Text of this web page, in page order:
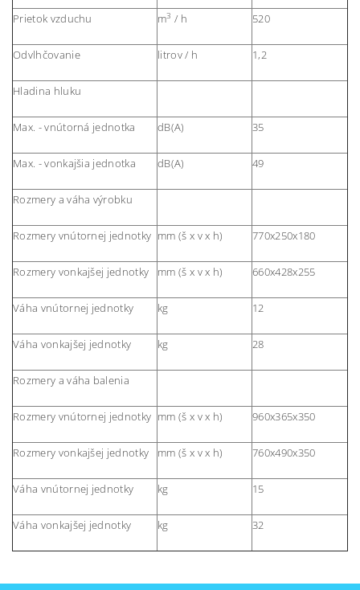
Prietok vzduchu m3 / h 520
Odvlhčovanie litrov / h 1,2
Hladina hluku
Max. - vnútorná jednotka dB(A) 35
Max. - vonkajšia jednotka dB(A) 49
Rozmery a váha výrobku
Rozmery vnútornej jednotky mm (š x v x h) 770x250x180
Rozmery vonkajšej jednotky mm (š x v x h) 660x428x255
Váha vnútornej jednotky kg 12
Váha vonkajšej jednotky kg 28
Rozmery a váha balenia
Rozmery vnútornej jednotky mm (š x v x h) 960x365x350
Rozmery vonkajšej jednotky mm (š x v x h) 760x490x350
Váha vnútornej jednotky kg 15
Váha vonkajšej jednotky kg 32